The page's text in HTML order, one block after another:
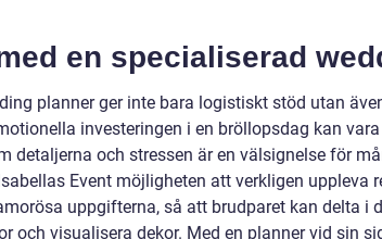
en specialiserad
planner ger inte bara logistiskt stöd utan
investeringen i en bröllopsdag kan
detaljerna och stressen är en välsignelse för
Event möjligheten att verkligen uppleva
uppgifterna, så att brudparet kan delta i
och visualisera dekor. Med en planner vid sin